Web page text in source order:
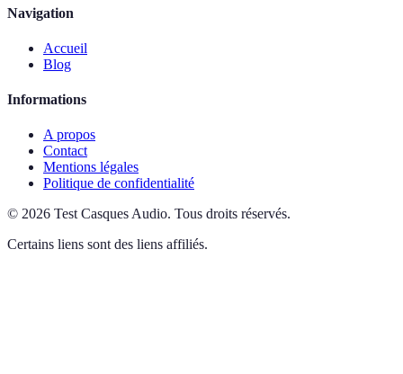
Navigation
Accueil
Blog
Informations
A propos
Contact
Mentions légales
Politique de confidentialité
© 2026 Test Casques Audio. Tous droits réservés.
Certains liens sont des liens affiliés.